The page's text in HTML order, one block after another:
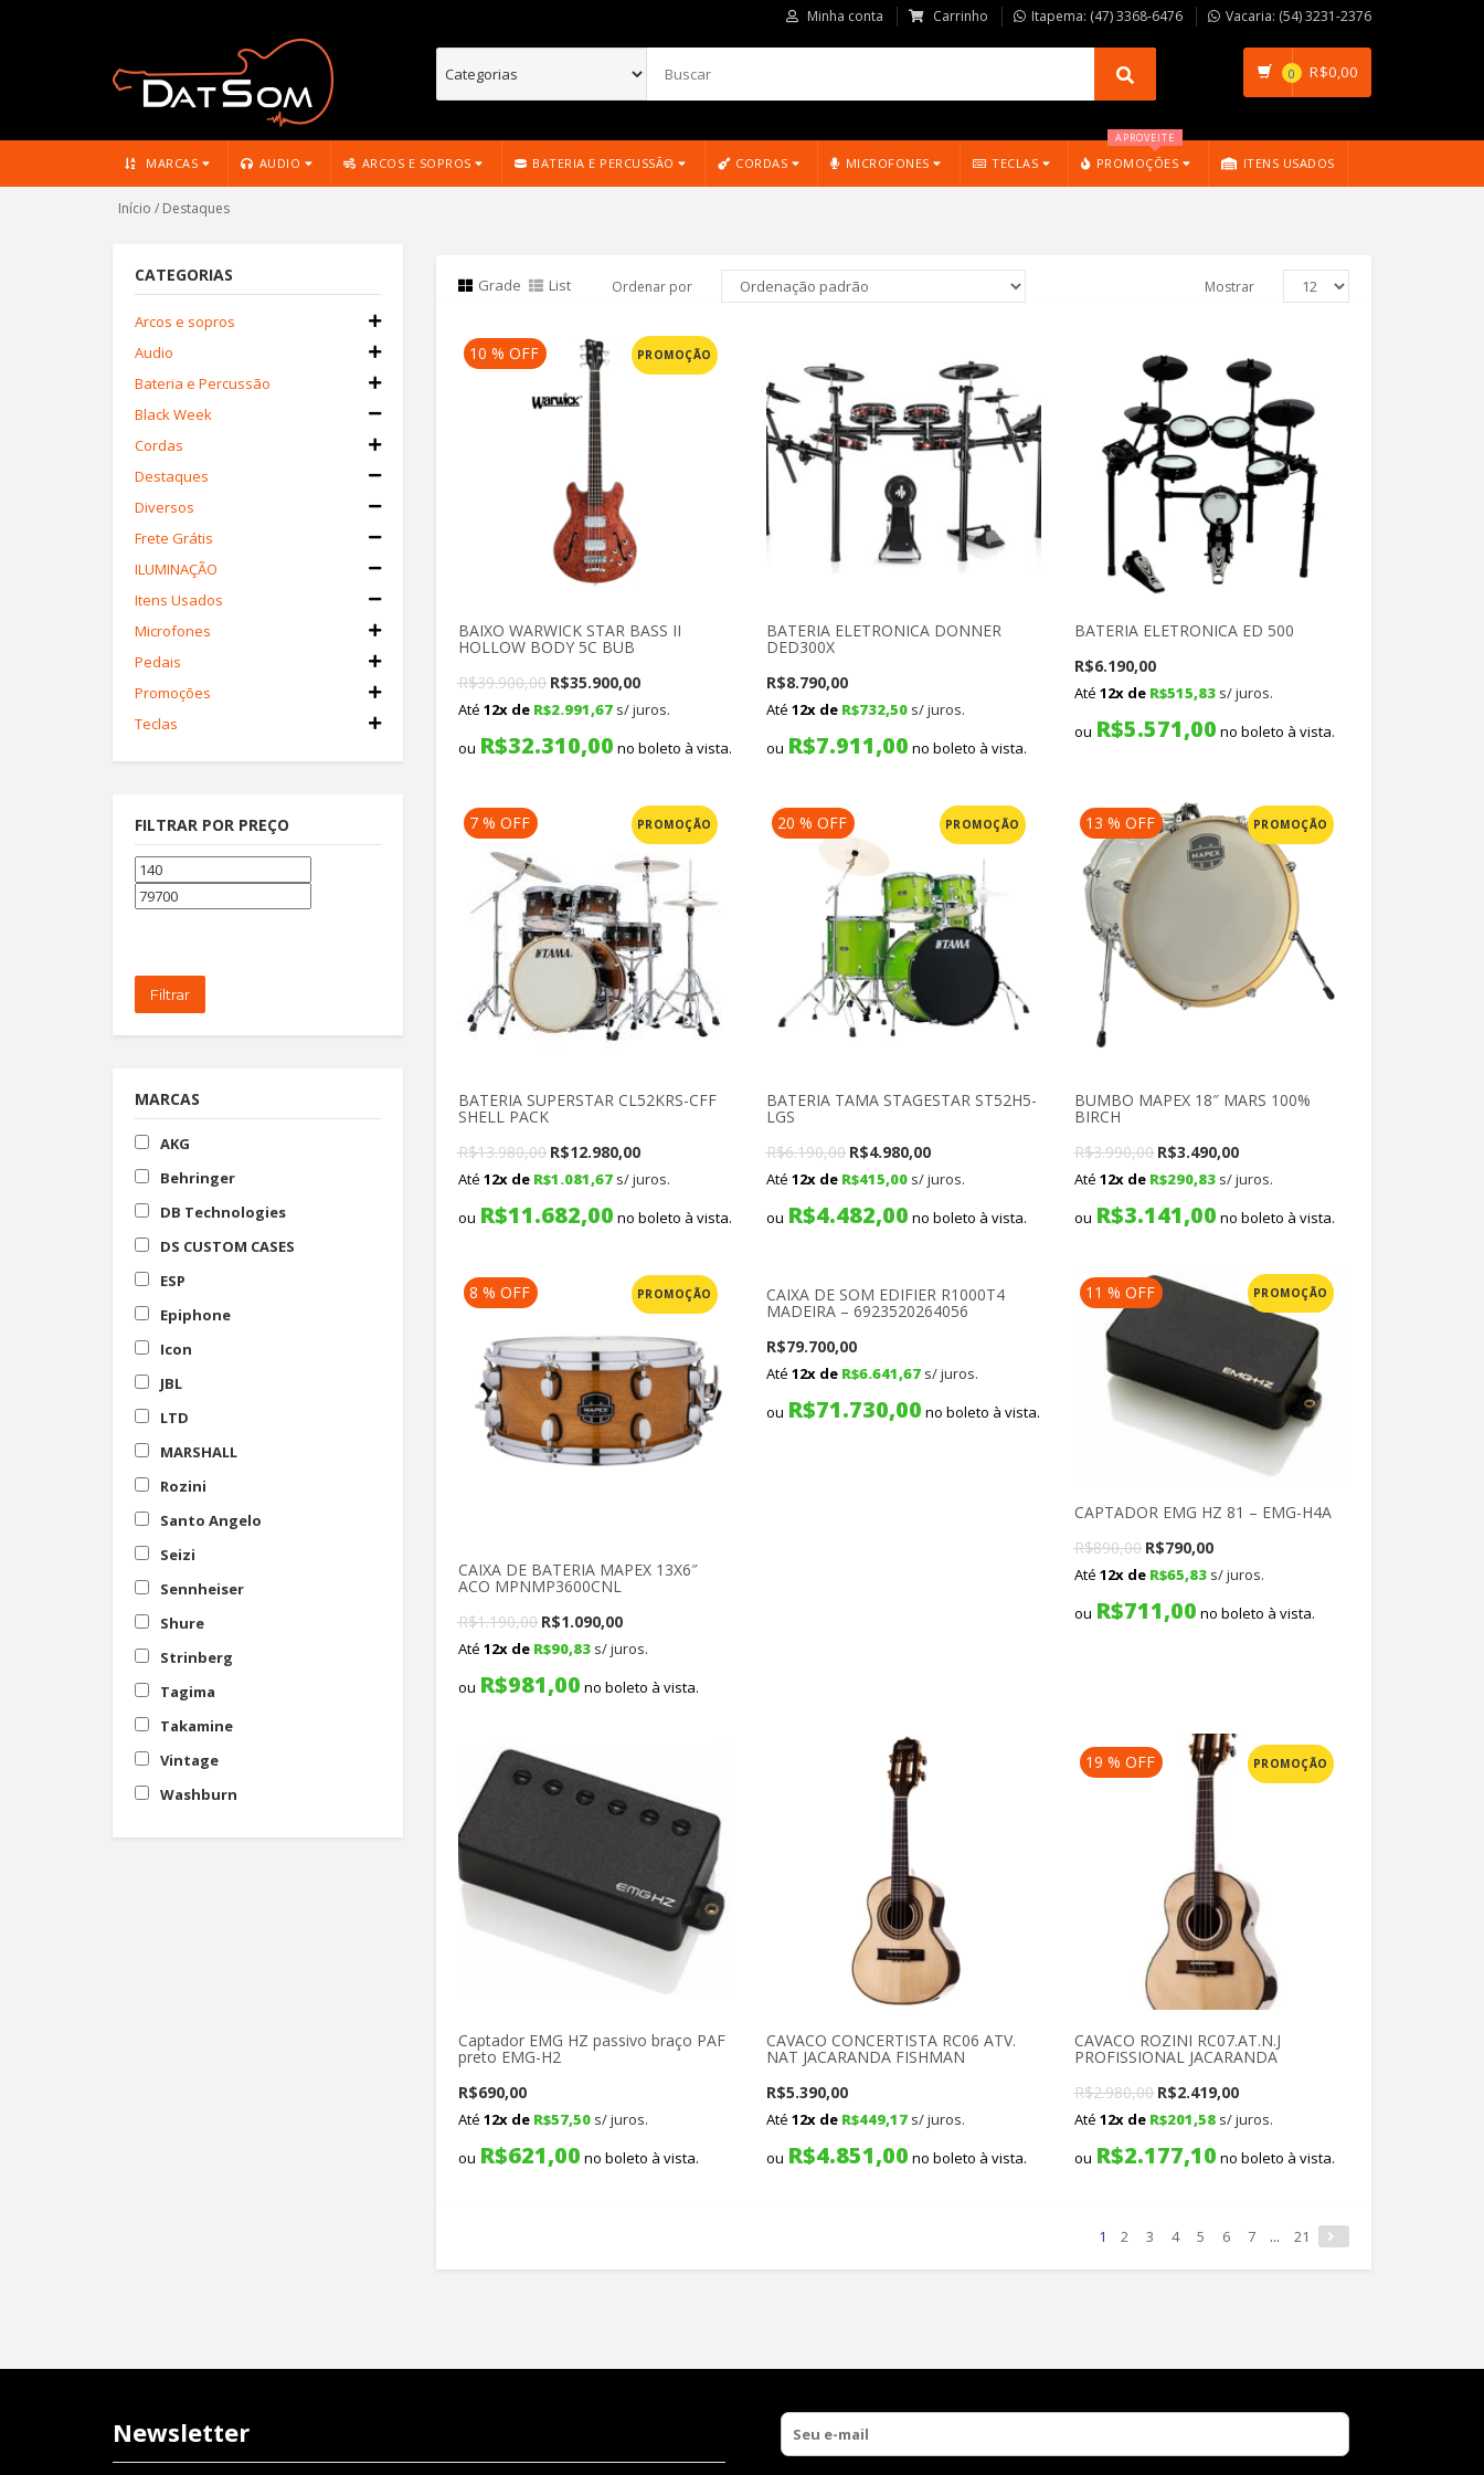
Minha conta Carrinho Itapema: (47) 3368-6476 Vacaria: (54) 3231-2376
0 R$0,00
MARCAS AUDIO ARCOS E SOPROS BATERIA E PERCUSSÃO CORDAS MICROFONES TECLAS PROMOÇÕES
APROVEITE
ITENS USADOS
Início / Destaques
CATEGORIAS
Arcos e sopros
Audio
Bateria e Percussão
Black Week
Cordas
Destaques
Diversos
Frete Grátis
ILUMINAÇÃO
Itens Usados
Microfones
Pedais
Promoções
Teclas
FILTRAR POR PREÇO
Filtrar
MARCAS
AKG
Behringer
DB Technologies
DS CUSTOM CASES
ESP
Epiphone
Icon
JBL
LTD
MARSHALL
Rozini
Santo Angelo
Seizi
Sennheiser
Shure
Strinberg
Tagima
Takamine
Vintage
Washburn
Grade List Ordenar por Mostrar
PROMOÇÃO
10 % OFF
BAIXO WARWICK STAR BASS II
HOLLOW BODY 5C BUB
R$39.900,00 Original
price
was:
R$35.900,00Current
price
is:
Até 12x de R$2.991,67 s/ juros.
ou R$32.310,00 no boleto à vista.
BATERIA ELETRONICA DONNER
DED300X
R$8.790,00
Até 12x de R$732,50 s/ juros.
ou R$7.911,00 no boleto à vista.
BATERIA ELETRONICA ED 500
R$6.190,00
Até 12x de R$515,83 s/ juros.
ou R$5.571,00 no boleto à vista.
PROMOÇÃO
7 % OFF
BATERIA SUPERSTAR CL52KRS-CFF
SHELL PACK
R$13.980,00 Original
price
was:
R$12.980,00Current
price
is:
Até 12x de R$1.081,67 s/ juros.
ou R$11.682,00 no boleto à vista.
PROMOÇÃO
20 % OFF
BATERIA TAMA STAGESTAR ST52H5-
LGS
R$6.190,00 Original
price
was:
R$4.980,00Current
price
is:
Até 12x de R$415,00 s/ juros.
ou R$4.482,00 no boleto à vista.
PROMOÇÃO
13 % OFF
BUMBO MAPEX 18″ MARS 100%
BIRCH
R$3.990,00 Original
price
was:
R$3.490,00Current
price
is:
Até 12x de R$290,83 s/ juros.
ou R$3.141,00 no boleto à vista.
PROMOÇÃO
8 % OFF
CAIXA DE BATERIA MAPEX 13X6″
ACO MPNMP3600CNL
R$1.190,00 Original
price
was:
R$1.090,00Current
price
is:
Até 12x de R$90,83 s/ juros.
ou R$981,00 no boleto à vista.
CAIXA DE SOM EDIFIER R1000T4
MADEIRA – 6923520264056
R$79.700,00
Até 12x de R$6.641,67 s/ juros.
ou R$71.730,00 no boleto à vista.
PROMOÇÃO
11 % OFF
CAPTADOR EMG HZ 81 – EMG-H4A
R$890,00 Original
price
was:
R$790,00Current
price
is:
Até 12x de R$65,83 s/ juros.
ou R$711,00 no boleto à vista.
Captador EMG HZ passivo braço PAF
preto EMG-H2
R$690,00
Até 12x de R$57,50 s/ juros.
ou R$621,00 no boleto à vista.
CAVACO CONCERTISTA RC06 ATV.
NAT JACARANDA FISHMAN
R$5.390,00
Até 12x de R$449,17 s/ juros.
ou R$4.851,00 no boleto à vista.
PROMOÇÃO
19 % OFF
CAVACO ROZINI RC07.AT.N.J
PROFISSIONAL JACARANDA
R$2.980,00 Original
price
was:
R$2.419,00Current
price
is:
Até 12x de R$201,58 s/ juros.
ou R$2.177,10 no boleto à vista.
1 2 3 4 5 6 7 ... 21
Newsletter